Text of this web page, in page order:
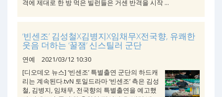
격에 제대로 한 방 먹은 빌런들은 거센 반격을 시작 ...
‘빈센조’ 김성철X김병지X임채무X전국향, 유쾌한
웃음 더하는 ‘꿀잼’ 신스틸러 군단
연예
2021/03/12 10:30
[디오데오 뉴스] ‘빈센조’ 특별출연 군단의 하드캐
리는 계속된다.tvN 토일드라마 ‘빈센조’ 측은 김성
철, 김병지, 임채무, 전국향의 특별출연을 예고했